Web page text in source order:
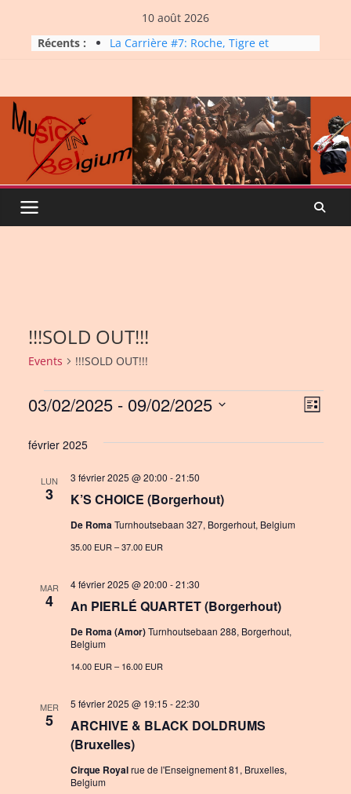
content
10 août 2026
Récents :
La Carrière #7: Roche, Tigre et
Micro Festival #16, maxi line-
Dynatop3 – 26 juillet 2026
!!!SOLD OUT!!!
Events !!!SOLD OUT!!!
Events
VE
L
s
03/02/2025 - 09/02/2025
e
février 2025
LUN
3 K’S CHOICE (Borgerhout)
3 février 2025 @ 20:00 -21:50
De RomaTurnhoutsebaan 327, Borgerhout, Belgium
35.00 EUR – 37.00 EUR
MAR
4 An PIERLÉ QUARTET (Borgerhout)
4 février 2025 @ 20:00 -21:30
De Roma (Amor)Turnhoutsebaan 288, Borgerhout,
Belgium
14.00 EUR – 16.00 EUR
MER
5
ARCHIVE & BLACK DOLDRUMS
(Bruxelles)
5 février 2025 @ 19:15 -22:30
Cirque Royalrue de l'Enseignement 81, Bruxelles,
Belgium